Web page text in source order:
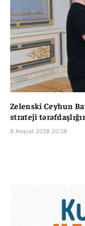
Zelenski Ceyhun
strateji
6 Avqust 2026 20:38